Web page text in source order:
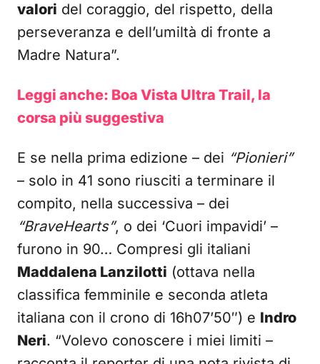
valori del coraggio, del rispetto, della
perseveranza e dell’umiltà di fronte a
Madre Natura”.
Leggi anche: Boa Vista Ultra Trail, la
corsa più suggestiva
E se nella prima edizione – dei “Pionieri”
– solo in 41 sono riusciti a terminare il
compito, nella successiva – dei
“BraveHearts”, o dei ‘Cuori impavidi’ –
furono in 90… Compresi gli italiani
Maddalena Lanzilotti (ottava nella
classifica femminile e seconda atleta
italiana con il crono di 16h07’50″) e Indro
Neri. “Volevo conoscere i miei limiti –